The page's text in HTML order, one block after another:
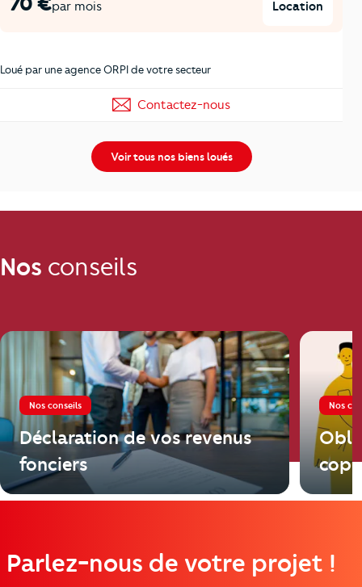
70 €par mois Location
Loué par une agence ORPI de votre secteur
Contactez-nous
Voir tous nos biens loués
Nos conseils
Nos conseils
Déclaration de vos revenus
fonciers
Nos
Parlez-nous de votre projet !